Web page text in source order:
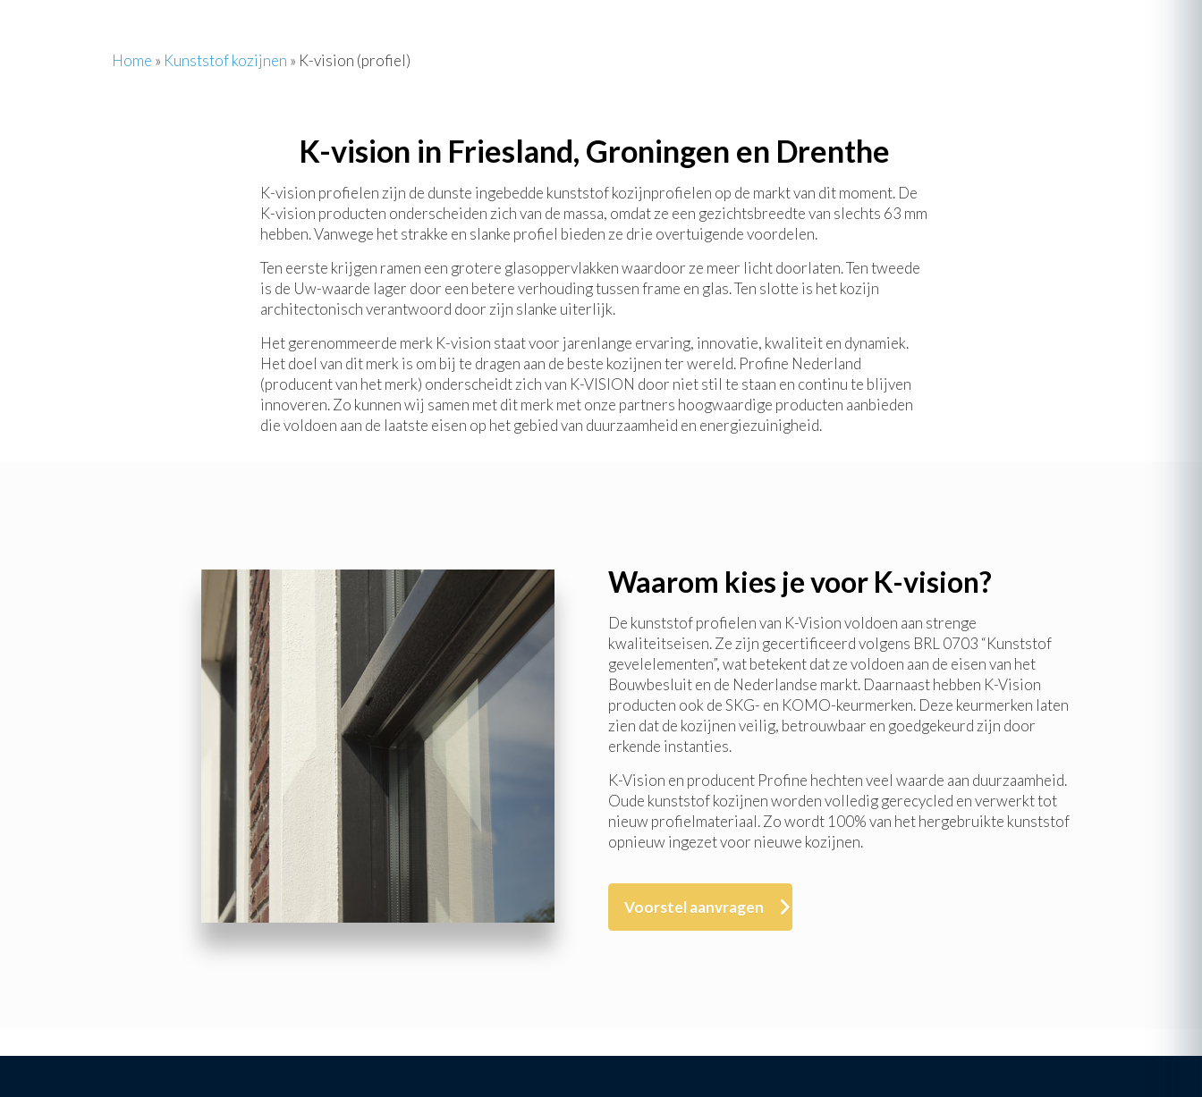
Home » Kunststof kozijnen » K-vision (profiel)
K-vision in Friesland, Groningen en Drenthe
K-vision profielen zijn de dunste ingebedde kunststof kozijnprofielen op de markt van dit moment. De
K-vision producten onderscheiden zich van de massa, omdat ze een gezichtsbreedte van slechts 63 mm
hebben. Vanwege het strakke en slanke profiel bieden ze drie overtuigende voordelen.
Ten eerste krijgen ramen een grotere glasoppervlakken waardoor ze meer licht doorlaten. Ten tweede
is de Uw-waarde lager door een betere verhouding tussen frame en glas. Ten slotte is het kozijn
architectonisch verantwoord door zijn slanke uiterlijk.
Het gerenommeerde merk K-vision staat voor jarenlange ervaring, innovatie, kwaliteit en dynamiek.
Het doel van dit merk is om bij te dragen aan de beste kozijnen ter wereld. Profine Nederland
(producent van het merk) onderscheidt zich van K-VISION door niet stil te staan en continu te blijven
innoveren. Zo kunnen wij samen met dit merk met onze partners hoogwaardige producten aanbieden
die voldoen aan de laatste eisen op het gebied van duurzaamheid en energiezuinigheid.
Waarom kies je voor K-vision?
De kunststof profielen van K-Vision voldoen aan strenge
kwaliteitseisen. Ze zijn gecertificeerd volgens BRL 0703 “Kunststof
gevelelementen”, wat betekent dat ze voldoen aan de eisen van het
Bouwbesluit en de Nederlandse markt. Daarnaast hebben K-Vision
producten ook de SKG- en KOMO-keurmerken. Deze keurmerken laten
zien dat de kozijnen veilig, betrouwbaar en goedgekeurd zijn door
erkende instanties.
K-Vision en producent Profine hechten veel waarde aan duurzaamheid.
Oude kunststof kozijnen worden volledig gerecycled en verwerkt tot
nieuw profielmateriaal. Zo wordt 100% van het hergebruikte kunststof
opnieuw ingezet voor nieuwe kozijnen.
Voorstel aanvragen